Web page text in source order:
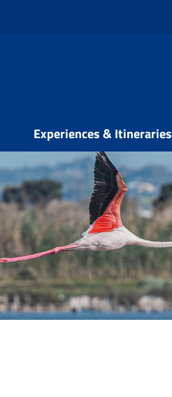
Experiences & Itineraries